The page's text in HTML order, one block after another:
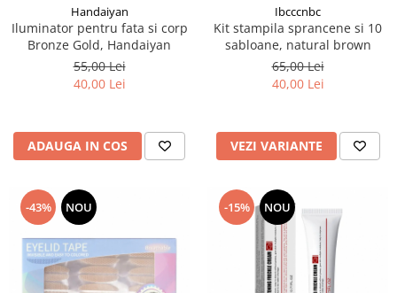
Handaiyan
Iluminator pentru fata si corp
Bronze Gold, Handaiyan
55,00 Lei
40,00 Lei
ADAUGA IN COS
Ibcccnbc
Kit stampila sprancene si 10
sabloane, natural brown
65,00 Lei
40,00 Lei
VEZI VARIANTE
-43% NOU -15% NOU